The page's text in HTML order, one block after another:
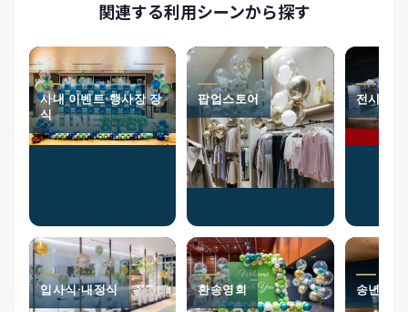
関連する利用シーンから探す
사내 이벤트·행사장 장
식
입사식·내정식
팝업스토어
환송영회
전시회
송년회